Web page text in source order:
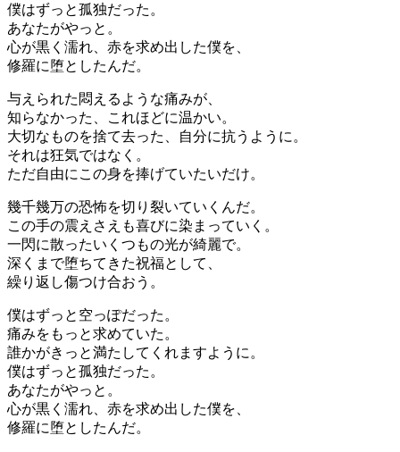
僕はずっと孤独だった。
あなたがやっと。
心が黒く濡れ、赤を求め出した僕を、
修羅に堕としたんだ。
与えられた悶えるような痛みが、
知らなかった、これほどに温かい。
大切なものを捨て去った、自分に抗うように。
それは狂気ではなく。
ただ自由にこの身を捧げていたいだけ。
幾千幾万の恐怖を切り裂いていくんだ。
この手の震えさえも喜びに染まっていく。
一閃に散ったいくつもの光が綺麗で。
深くまで堕ちてきた祝福として、
繰り返し傷つけ合おう。
僕はずっと空っぽだった。
痛みをもっと求めていた。
誰かがきっと満たしてくれますように。
僕はずっと孤独だった。
あなたがやっと。
心が黒く濡れ、赤を求め出した僕を、
修羅に堕としたんだ。